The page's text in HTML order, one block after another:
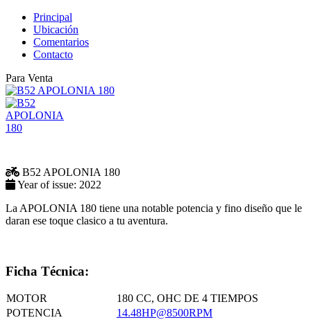
Principal
Ubicación
Comentarios
Contacto
Para Venta
B52 APOLONIA 180
Year of issue: 2022
La APOLONIA 180 tiene una notable potencia y fino diseño que le
daran ese toque clasico a tu aventura.
Ficha Técnica:
MOTOR
180 CC, OHC DE 4 TIEMPOS
POTENCIA
14.48HP@8500RPM